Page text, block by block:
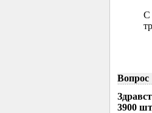
С
Вопрос
3900